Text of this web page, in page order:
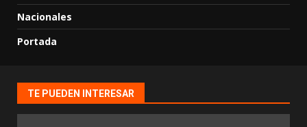
Nacionales
Portada
TE PUEDEN INTERESAR